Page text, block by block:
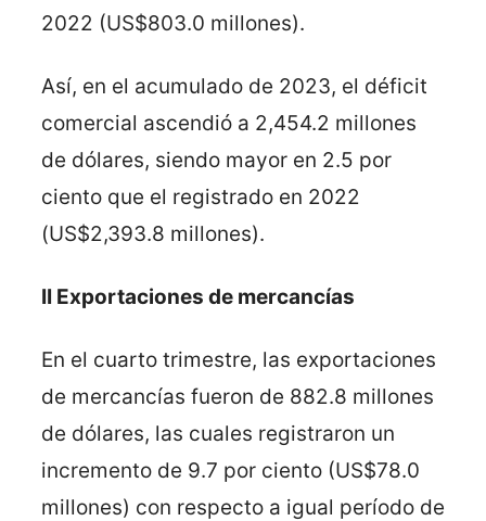
2022 (US$803.0 millones).
Así, en el acumulado de 2023, el déficit
comercial ascendió a 2,454.2 millones
de dólares, siendo mayor en 2.5 por
ciento que el registrado en 2022
(US$2,393.8 millones).
II Exportaciones de mercancías
En el cuarto trimestre, las exportaciones
de mercancías fueron de 882.8 millones
de dólares, las cuales registraron un
incremento de 9.7 por ciento (US$78.0
millones) con respecto a igual período de